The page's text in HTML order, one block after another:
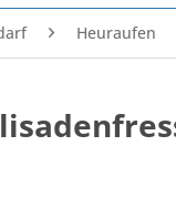
Heuraufen